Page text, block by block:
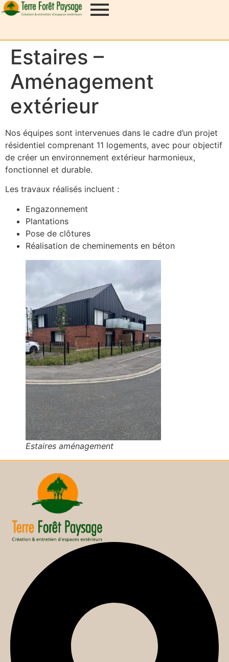
Estaires –
Aménagement
extérieur
Nos équipes sont intervenues dans le cadre d’un projet
résidentiel comprenant 11 logements, avec pour objectif
de créer un environnement extérieur harmonieux,
fonctionnel et durable.
Les travaux réalisés incluent :
Engazonnement
Plantations
Pose de clôtures
Réalisation de cheminements en béton
Estaires aménagement